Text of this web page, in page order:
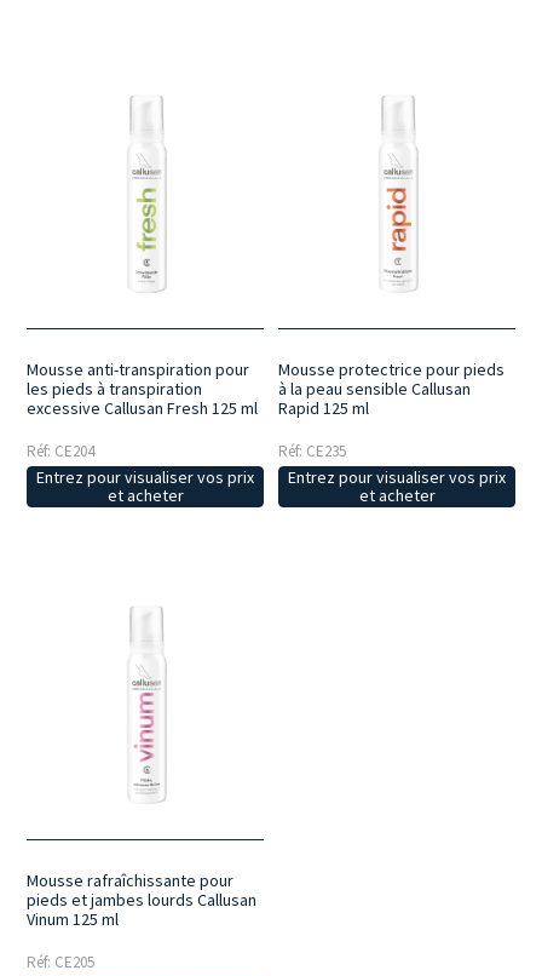
Mousse anti-transpiration pour
les pieds à transpiration
excessive Callusan Fresh 125 ml
Réf: CE204
Entrez pour visualiser vos prix
et acheter
Mousse protectrice pour pieds
à la peau sensible Callusan
Rapid 125 ml
Réf: CE235
Entrez pour visualiser vos prix
et acheter
Mousse rafraîchissante pour
pieds et jambes lourds Callusan
Vinum 125 ml
Réf: CE205